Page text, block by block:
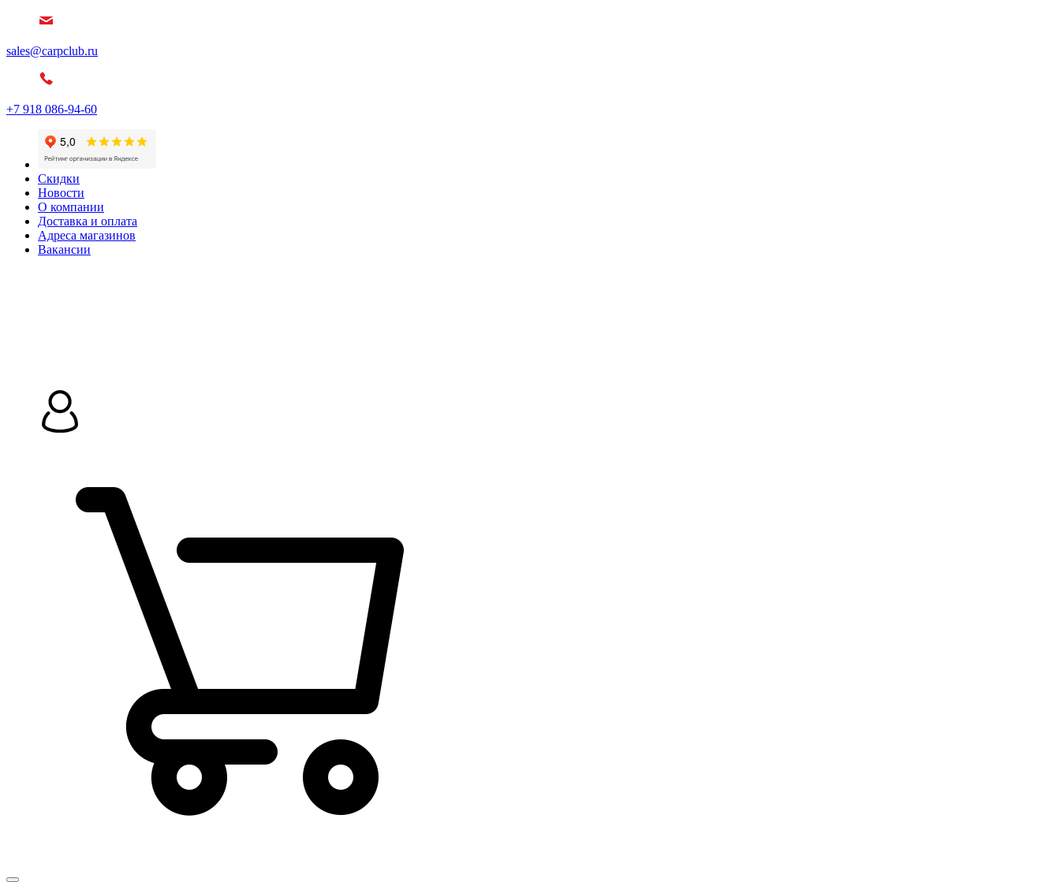
sales@carpclub.ru
+7 918 086-94-60
Скидки
Новости
О компании
Доставка и оплата
Адреса магазинов
Вакансии